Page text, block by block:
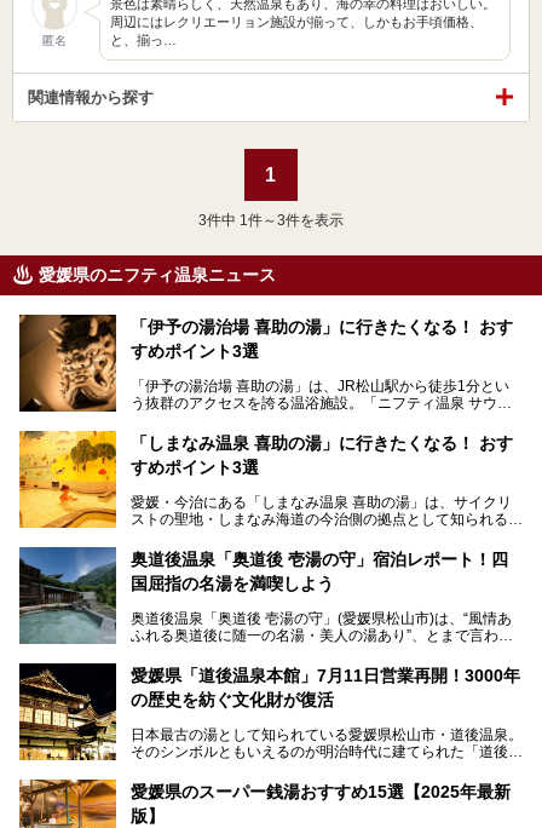
匿名
景色は素晴らしく、天然温泉もあり、海の幸の料理はおいしい。
周辺にはレクリエーリョン施設が揃って、しかもお手頃価格、
と、揃っ…
関連情報から探す
1
3件中 1件～3件を表示
愛媛県のニフティ温泉ニュース
「伊予の湯治場 喜助の湯」に行きたくなる！ おす
すめポイント3選
「伊予の湯治場 喜助の湯」は、JR松山駅から徒歩1分とい
う抜群のアクセスを誇る温浴施設。「ニフティ温泉 サウナ
ナーが訪れる人気スポットです。天然温泉・サウナ・岩盤
浴・食事・宿泊まで“癒しのすべて”がそろう人気施設の中で
も、特におすすめしたい3つのポイントについて厳選してお
「しまなみ温泉 喜助の湯」に行きたくなる！ おす
すめポイント3選
愛媛・今治にある「しまなみ温泉 喜助の湯」は、サイクリ
ストの聖地・しまなみ海道の今治側の拠点として知られる人
ばれていて、自転車ロッカーや工具、給水サービスなど、旅
人に嬉しい工夫がたっぷり。お風呂は内湯から半露天、サウ
ナまで種類豊富で広々空間。泉質も温度もバリエーション豊
ポイントについて厳選してお届けします。読めばきっと、行
きたくなること間違いなし！
奥道後温泉「奥道後 壱湯の守」宿泊レポート！四
国屈指の名湯を満喫しよう
奥道後温泉「奥道後 壱湯の守」(愛媛県松山市)は、“風情あ
ふれる奥道後に随一の名湯・美人の湯あり”、とまで言われ
露天風呂。日々の生活から隔離された非日常感を味わえま
す。
ト。今回はニフティ温泉ライターである筆者自ら宿泊し、名
物の大露天風呂「翠明の湯」の全浴槽をご紹介。また、パブ
その魅力をご紹介します！
愛媛県「道後温泉本館」7月11日営業再開！3000年
の歴史を紡ぐ文化財が復活
日本最古の湯として知られている愛媛県松山市・道後温泉。
そのシンボルともいえるのが明治時代に建てられた「道後温
いた保存修理工事が終わり、いよいよ2024年7月11日から
全館営業再開となります。
愛媛県のスーパー銭湯おすすめ15選【2025年最新
版】